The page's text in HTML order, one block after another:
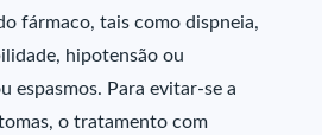
fármaco, tais como dispneia,
hipotensão ou
espasmos. Para evitar-se a
o tratamento com